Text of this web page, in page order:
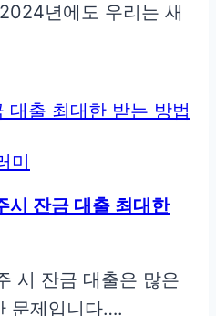
년에도 우리는 새
미
시 잔금 대출 최대한
시 잔금 대출은 많은
문제입니다….